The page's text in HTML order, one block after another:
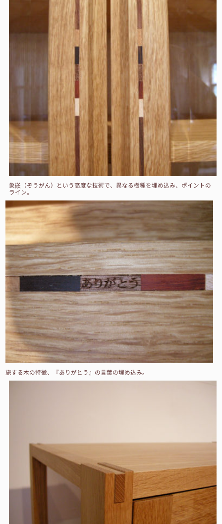
象嵌（ぞうがん）という高度な技術で、異なる樹種を埋め込み、ポイントの
ライン。
旅する木の特徴、『ありがとう』の言葉の埋め込み。